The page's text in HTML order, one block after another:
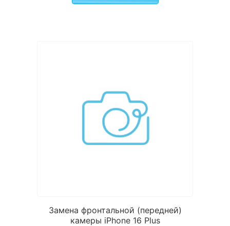
Замена фронтальной (передней)
камеры iPhone 16 Plus